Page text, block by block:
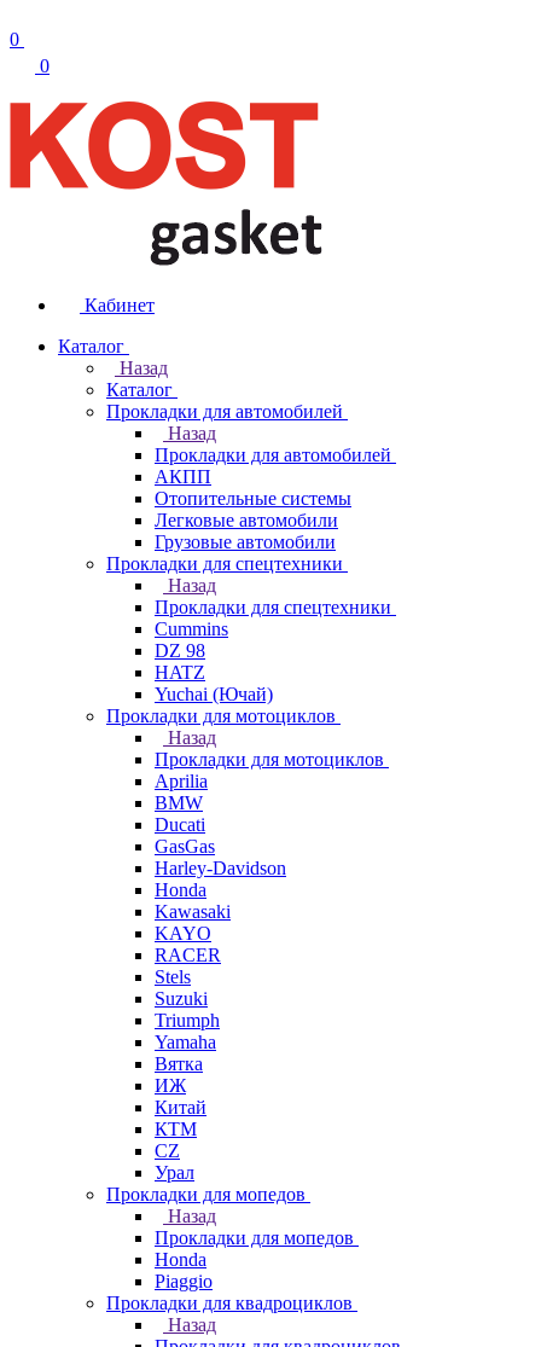
0
0
Кабинет
Каталог
Назад
Каталог
Прокладки для автомобилей
Назад
Прокладки для автомобилей
АКПП
Отопительные системы
Легковые автомобили
Грузовые автомобили
Прокладки для спецтехники
Назад
Прокладки для спецтехники
Cummins
DZ 98
HATZ
Yuchai (Ючай)
Прокладки для мотоциклов
Назад
Прокладки для мотоциклов
Aprilia
BMW
Ducati
GasGas
Harley-Davidson
Honda
Kawasaki
KAYO
RACER
Stels
Suzuki
Triumph
Yamaha
Вятка
ИЖ
Китай
КТМ
СZ
Урал
Прокладки для мопедов
Назад
Прокладки для мопедов
Honda
Piaggio
Прокладки для квадроциклов
Назад